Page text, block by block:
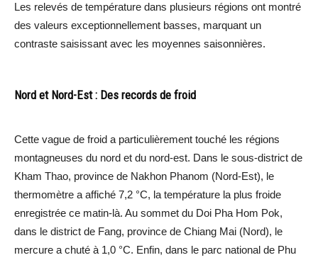
Les relevés de température dans plusieurs régions ont montré
des valeurs exceptionnellement basses, marquant un
contraste saisissant avec les moyennes saisonnières.
Nord et Nord-Est : Des records de froid
Cette vague de froid a particulièrement touché les régions
montagneuses du nord et du nord-est. Dans le sous-district de
Kham Thao, province de Nakhon Phanom (Nord-Est), le
thermomètre a affiché 7,2 °C, la température la plus froide
enregistrée ce matin-là. Au sommet du Doi Pha Hom Pok,
dans le district de Fang, province de Chiang Mai (Nord), le
mercure a chuté à 1,0 °C. Enfin, dans le parc national de Phu